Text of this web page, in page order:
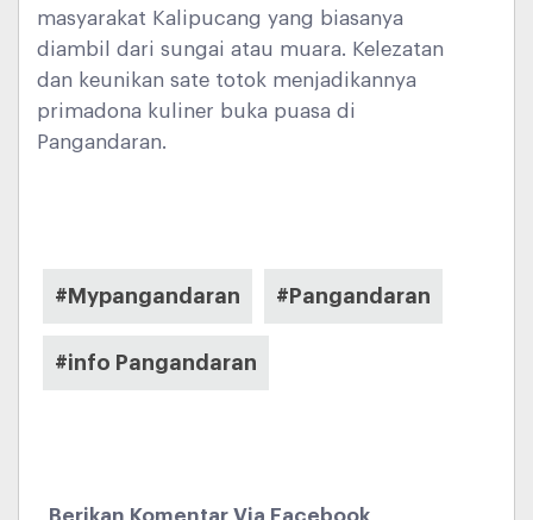
masyarakat Kalipucang yang biasanya
diambil dari sungai atau muara. Kelezatan
dan keunikan sate totok menjadikannya
primadona kuliner buka puasa di
Pangandaran.
#Mypangandaran #Pangandaran
#info Pangandaran